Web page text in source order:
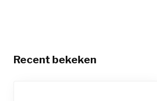
Recent bekeken